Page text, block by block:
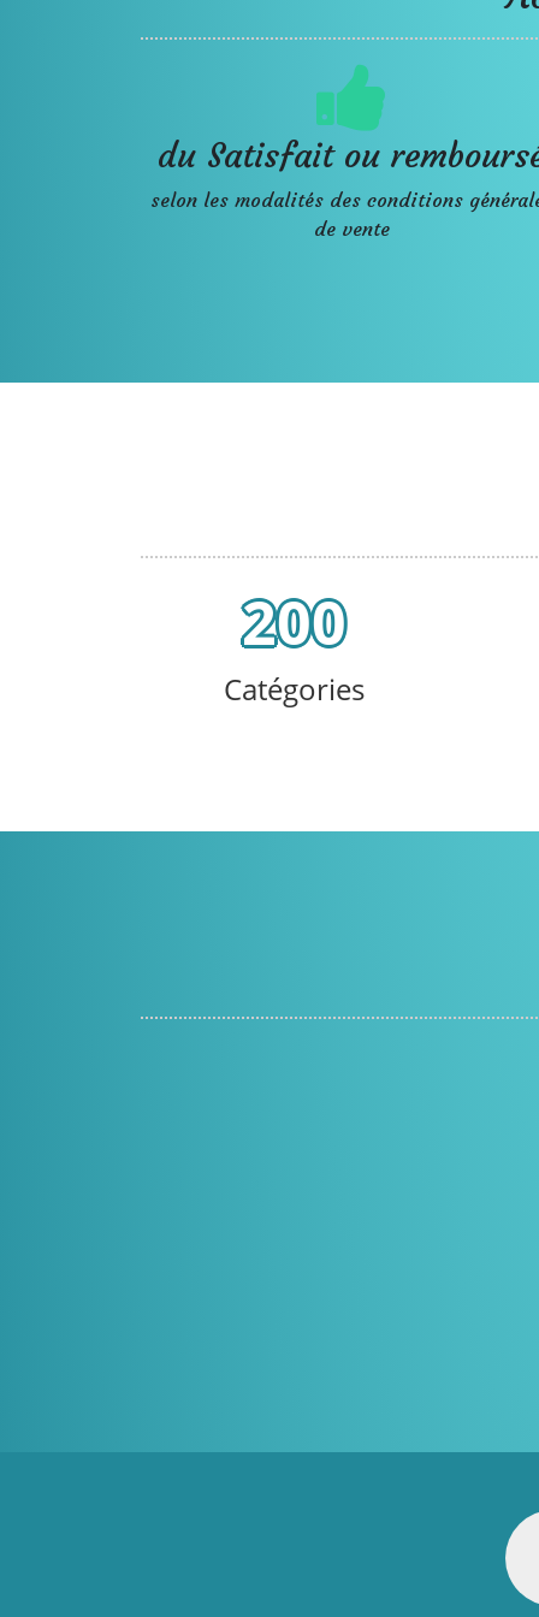
du Satisfait ou
selon les modalités des conditions
de vente
200
Catégories